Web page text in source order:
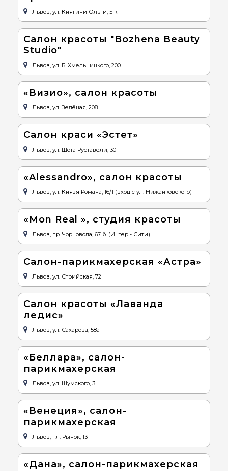
Львов, ул. Княгини Ольги, 5 к
Салон красоты "Bozhena Beauty
Studio"
Львов, ул. Б. Хмельницкого, 200
«Визио», салон красоты
Львов, ул. Зелёная, 208
Салон краси «Эстет»
Львов, ул. Шота Руставели, 30
«Alessandro», салон красоты
Львов, ул. Князя Романа, 16/1 (вход с ул. Нижанковского)
«Mon Real », студия красоты
Львов, пр. Чорновола, 67 б. (Интер - Сити)
Салон-парикмахерская «Астра»
Львов, ул. Стрийская, 72
Салон красоты «Лаванда
ледис»
Львов, ул. Сахарова, 58а
«Беллара», салон-
парикмахерская
Львов, ул. Шумского, 3
«Венеция», салон-
парикмахерская
Львов, пл. Рынок, 13
«Дана», салон-парикмахерская